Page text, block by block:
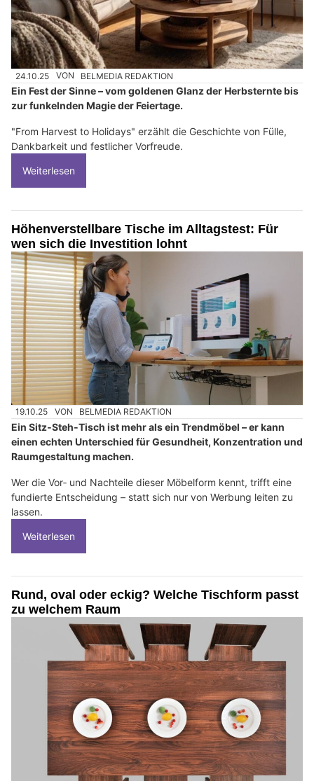
24.10.25 VON BELMEDIA REDAKTION
Ein Fest der Sinne – vom goldenen Glanz der Herbsternte bis
zur funkelnden Magie der Feiertage.
"From Harvest to Holidays" erzählt die Geschichte von Fülle,
Dankbarkeit und festlicher Vorfreude.
Weiterlesen
Höhenverstellbare Tische im Alltagstest: Für
wen sich die Investition lohnt
19.10.25 VON BELMEDIA REDAKTION
Ein Sitz‑Steh‑Tisch ist mehr als ein Trendmöbel – er kann
einen echten Unterschied für Gesundheit, Konzentration und
Raumgestaltung machen.
Wer die Vor‑ und Nachteile dieser Möbelform kennt, trifft eine
fundierte Entscheidung – statt sich nur von Werbung leiten zu
lassen.
Weiterlesen
Rund, oval oder eckig? Welche Tischform passt
zu welchem Raum